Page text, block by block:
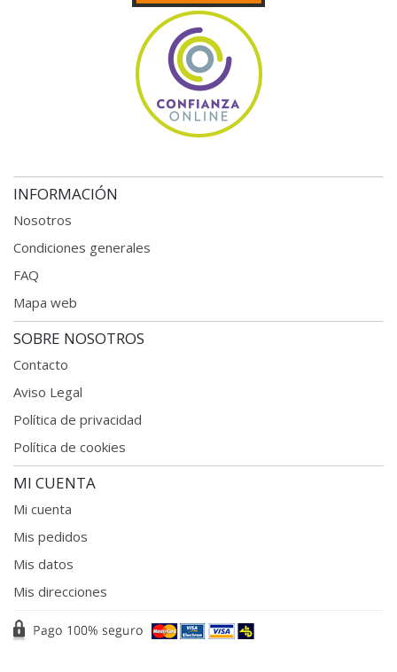
INFORMACIÓN
Nosotros
Condiciones generales
FAQ
Mapa web
SOBRE NOSOTROS
Contacto
Aviso Legal
Política de privacidad
Política de cookies
MI CUENTA
Mi cuenta
Mis pedidos
Mis datos
Mis direcciones